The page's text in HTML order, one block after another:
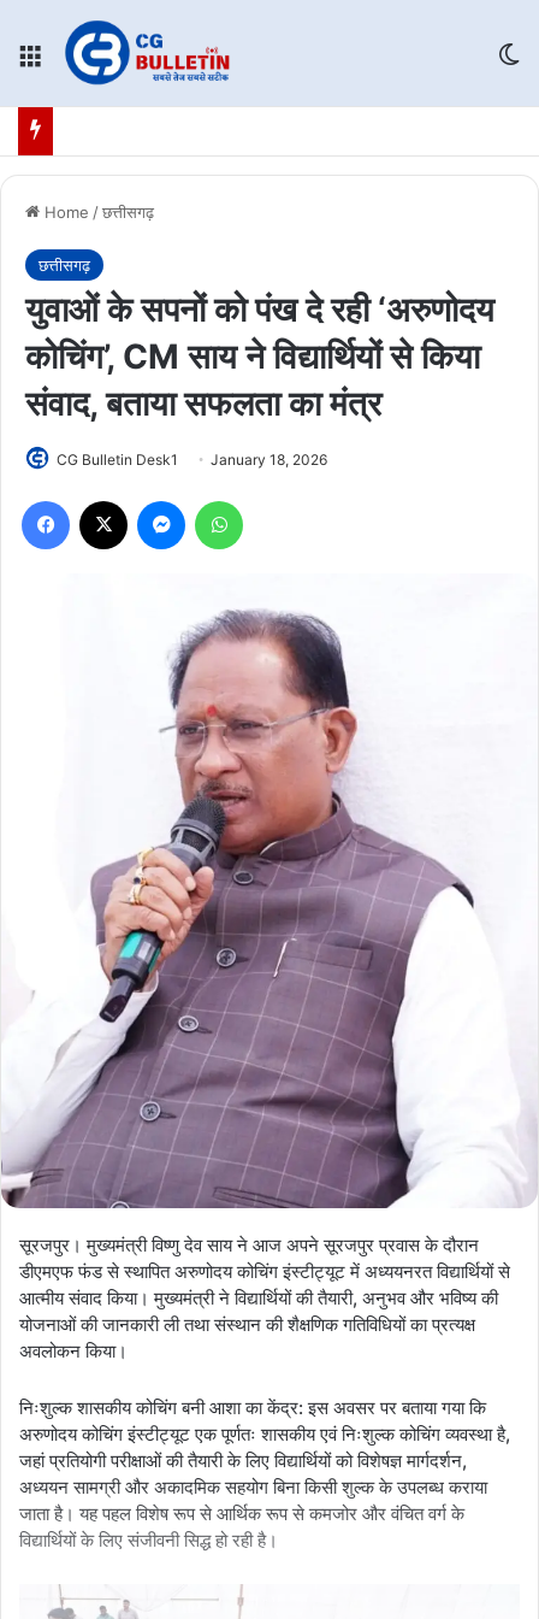
Menu
Home /छत्तीसगढ़
छत्तीसगढ़
युवाओं के सपनों को पंख दे रही ‘अरुणोदय
कोचिंग’, CM साय ने विद्यार्थियों से किया
संवाद, बताया सफलता का मंत्र
CG Bulletin Desk1 January 18, 2026
Facebook Messenger
सूरजपुर। मुख्यमंत्री विष्णु देव साय ने आज अपने सूरजपुर प्रवास के दौरान
डीएमएफ फंड से स्थापित अरुणोदय कोचिंग इंस्टीट्यूट में अध्ययनरत विद्यार्थियों से
आत्मीय संवाद किया। मुख्यमंत्री ने विद्यार्थियों की तैयारी, अनुभव और भविष्य की
योजनाओं की जानकारी ली तथा संस्थान की शैक्षणिक गतिविधियों का प्रत्यक्ष
अवलोकन किया।
निःशुल्क शासकीय कोचिंग बनी आशा का केंद्र: इस अवसर पर बताया गया कि
अरुणोदय कोचिंग इंस्टीट्यूट एक पूर्णतः शासकीय एवं निःशुल्क कोचिंग व्यवस्था है,
जहां प्रतियोगी परीक्षाओं की तैयारी के लिए विद्यार्थियों को विशेषज्ञ मार्गदर्शन,
अध्ययन सामग्री और अकादमिक सहयोग बिना किसी शुल्क के उपलब्ध कराया
जाता है। यह पहल विशेष रूप से आर्थिक रूप से कमजोर और वंचित वर्ग के
विद्यार्थियों के लिए संजीवनी सिद्ध हो रही है।